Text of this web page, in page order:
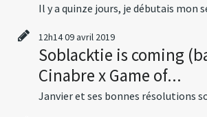
Il y a quinze jours, je débutais mon
12h1409avril 2019
Soblacktie is coming
Cinabre x Game of...
Janvier et ses bonnes résolutions